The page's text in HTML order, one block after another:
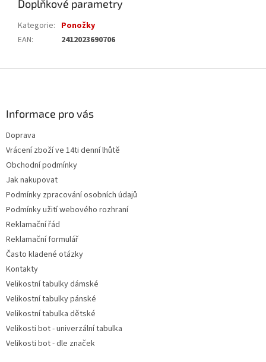
Doplňkové parametry
Kategorie: Ponožky
EAN: 2412023690706
Informace pro vás
Doprava
Vrácení zboží ve 14ti denní lhůtě
Obchodní podmínky
Jak nakupovat
Podmínky zpracování osobních údajů
Podmínky užití webového rozhraní
Reklamační řád
Reklamační formulář
Často kladené otázky
Kontakty
Velikostní tabulky dámské
Velikostní tabulky pánské
Velikostní tabulka dětské
Velikosti bot - univerzální tabulka
Velikosti bot - dle značek